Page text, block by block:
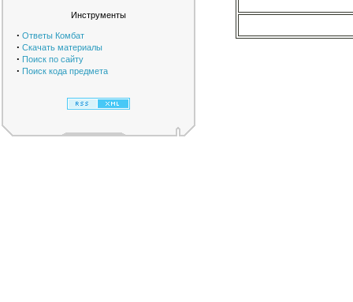
Инструменты
· Ответы Комбат
· Скачать материалы
· Поиск по сайту
· Поиск кода предмета